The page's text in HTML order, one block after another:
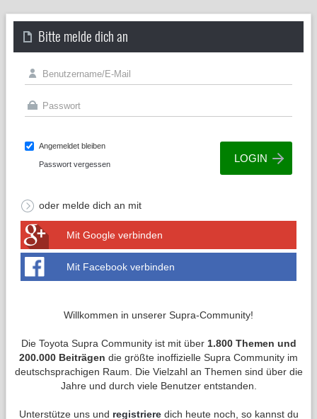
Bitte melde dich an
Angemeldet bleiben
Passwort vergessen
oder melde dich an mit
Mit Google verbinden
Mit Facebook verbinden
Willkommen in unserer Supra-Community!
Die Toyota Supra Community ist mit über 1.800 Themen und
200.000 Beiträgen die größte inoffizielle Supra Community im
deutschsprachigen Raum. Die Vielzahl an Themen sind über die
Jahre und durch viele Benutzer entstanden.
Unterstütze uns und registrieredich heute noch, so kannst du